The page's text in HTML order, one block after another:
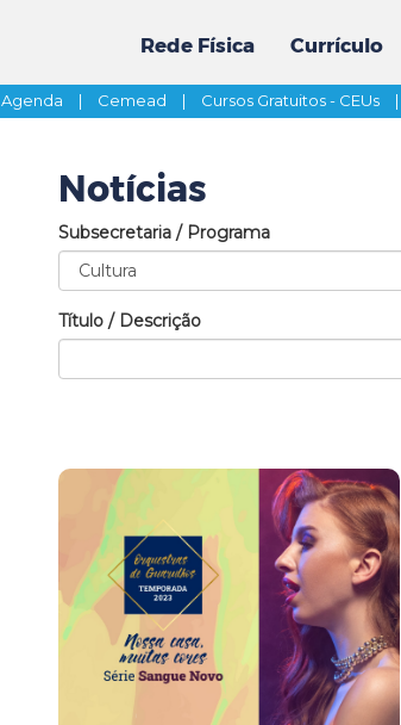
Rede Física Currículo
Agenda | Cemead | Cursos Gratuitos - CEUs |
Notícias
Subsecretaria / Programa
Título / Descrição